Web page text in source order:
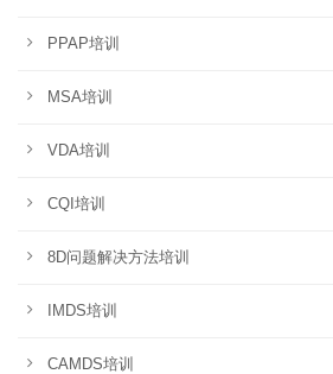
PPAP培训
MSA培训
VDA培训
CQI培训
8D问题解决方法培训
IMDS培训
CAMDS培训